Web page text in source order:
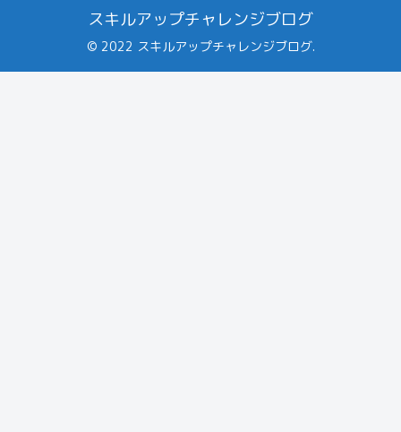
スキルアップチャレンジブログ
© 2022 スキルアップチャレンジブログ.